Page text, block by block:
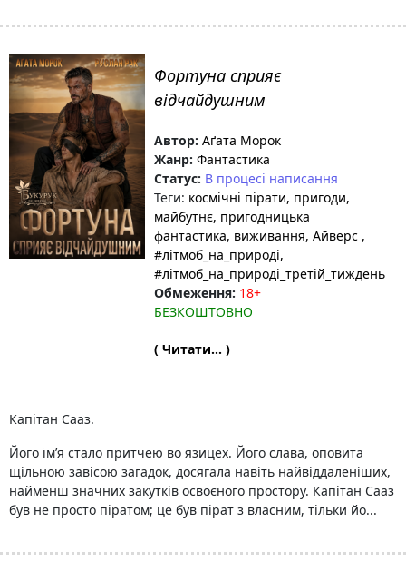
Фортуна сприяє
відчайдушним
Автор: Аґата Морок
Жанр: Фантастика
Статус: В процесі написання
Теги: космічні пірати, пригоди,
майбутнє, пригодницька
фантастика, виживання, Айверс ,
#літмоб_на_природі,
#літмоб_на_природі_третій_тиждень
Обмеження: 18+
БЕЗКОШТОВНО
( Читати... )
Капітан Сааз.
Його ім’я стало притчею во язицех. Його слава, оповита
щільною завісою загадок, досягала навіть найвіддаленіших,
найменш значних закутків освоєного простору. Капітан Сааз
був не просто піратом; це був пірат з власним, тільки йо...